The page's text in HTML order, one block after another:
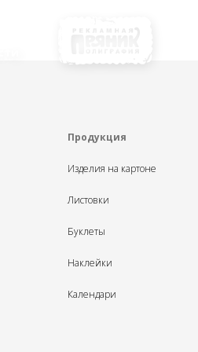
Продукция
Изделия на картоне
Листовки
Буклеты
Наклейки
Календари